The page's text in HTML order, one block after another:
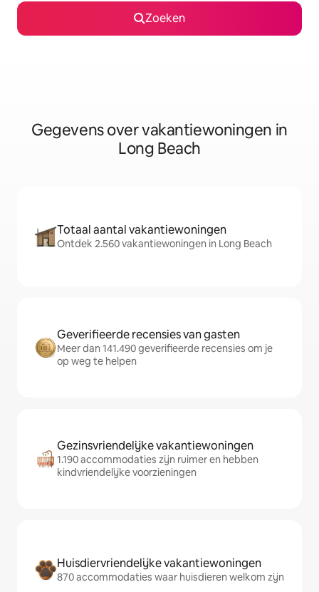
Zoeken
Gegevens over vakantiewoningen in
Long Beach
Totaal aantal vakantiewoningen
Ontdek 2.560 vakantiewoningen in Long Beach
Geverifieerde recensies van gasten
Meer dan 141.490 geverifieerde recensies om je
op weg te helpen
Gezinsvriendelijke vakantiewoningen
1.190 accommodaties zijn ruimer en hebben
kindvriendelijke voorzieningen
Huisdiervriendelijke vakantiewoningen
870 accommodaties waar huisdieren welkom zijn